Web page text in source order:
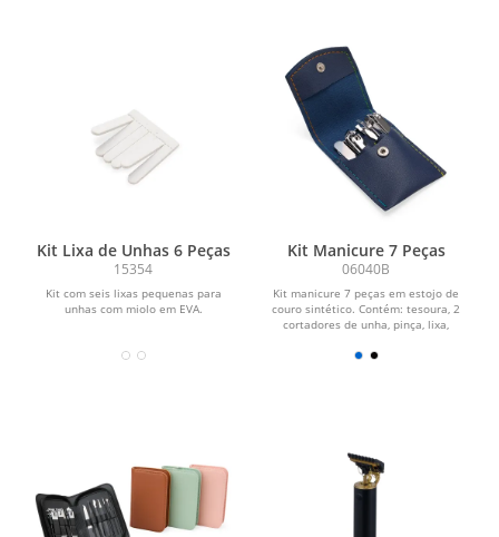
Kit Lixa de Unhas 6 Peças
15354
Kit com seis lixas pequenas para
unhas com miolo em EVA.
Kit Manicure 7 Peças
06040B
Kit manicure 7 peças em estojo de
couro sintético. Contém: tesoura, 2
cortadores de unha, pinça, lixa,